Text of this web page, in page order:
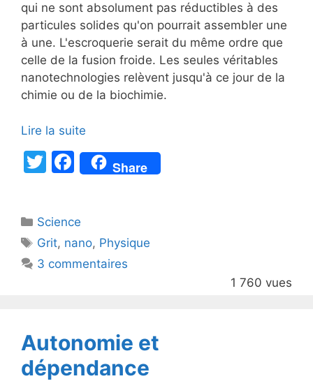
qui ne sont absolument pas réductibles à des
particules solides qu'on pourrait assembler une
à une. L'escroquerie serait du même ordre que
celle de la fusion froide. Les seules véritables
nanotechnologies relèvent jusqu'à ce jour de la
chimie ou de la biochimie.
Lire la suite
T
er
F
a
e
b
o
Share
Catégories
Science
Étiquettes
Grit, nano, Physique
3 commentaires
1 760 vues
Autonomie et
dépendance